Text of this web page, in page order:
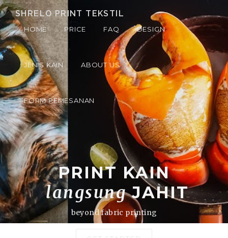
SHRELO PRINT TEKSTIL
HOME PRICE FAQ DESIGN
JENIS KAIN ABOUT US
FORM PEMESANAN
PRINT KAIN
langsungJAHIT
beyond fabric printing